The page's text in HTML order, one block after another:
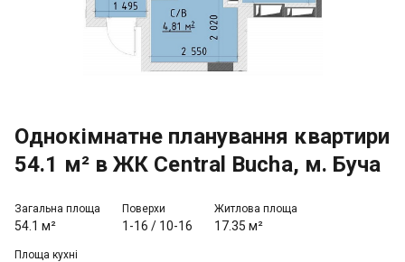
Однокімнатне планування квартири
54.1 м² в ЖК Central Bucha, м. Буча
Загальна площа
54.1 м²
Поверхи
1-16 / 10-16
Житлова площа
17.35 м²
Площа кухні